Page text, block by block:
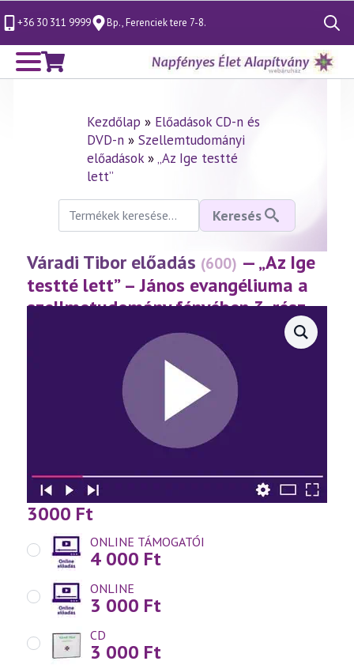
+36 30 311 9999 Bp., Ferenciek tere 7-8.
Search
for:
Kezdőlap » Előadások CD-n és
DVD-n» Szellemtudományi
előadások»„Az Ige testté
lett”
Keresés
következőre:
Keresés
Váradi Tibor előadás (600) — „Az Ige
testté lett” – János evangéliuma a
szellmetudomány fényében 3. rész
3000 Ft
ONLINE TÁMOGATÓI
4 000 Ft
ONLINE
3 000 Ft
CD
3 000 Ft